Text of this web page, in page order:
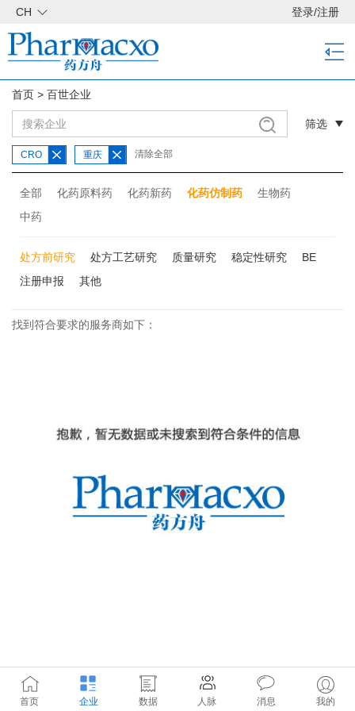
CH 登录/注册
首页 > 百世企业
筛选
CRO 重庆 清除全部
全部 化药原料药 化药新药 化药仿制药
生物药
中药
处方前研究 处方工艺研究 质量研究 稳定性研究
BE
注册申报
其他
找到符合要求的服务商如下：
首页 企业 数据 人脉 消息 我的